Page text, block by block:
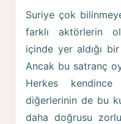
Suriye çok
farklı aktörlerin
içinde yer aldığı
Ancak bu satranç
Herkes
diğerlerinin de bu
daha doğrusu